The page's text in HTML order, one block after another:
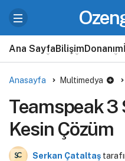
Ana SayfaBilişimDonanım
Anasayfa Multimedya
Teamspeak 3
Kesin Çözüm
Serkan Çataltaş